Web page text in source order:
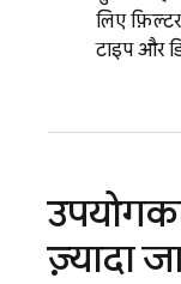
लिए
टाइप और
ज़्यादा